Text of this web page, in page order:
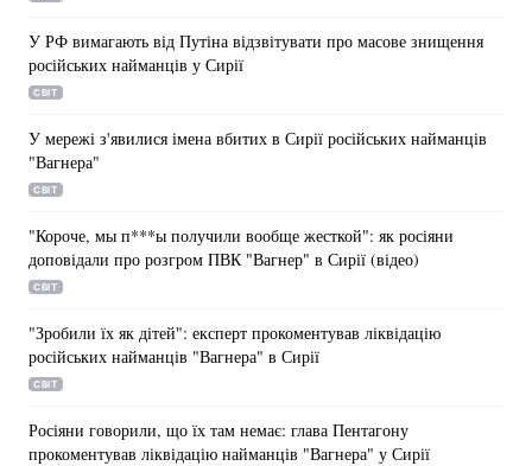
У РФ вимагають від Путіна відзвітувати про масове знищення
російських найманців у Сирії
СВІТ
У мережі з'явилися імена вбитих в Сирії російських найманців
"Вагнера"
СВІТ
"Короче, мы п***ы получили вообще жесткой": як росіяни
доповідали про розгром ПВК "Вагнер" в Сирії (відео)
СВІТ
"Зробили їх як дітей": експерт прокоментував ліквідацію
російських найманців "Вагнера" в Сирії
СВІТ
Росіяни говорили, що їх там немає: глава Пентагону
прокоментував ліквідацію найманців "Вагнера" у Сирії